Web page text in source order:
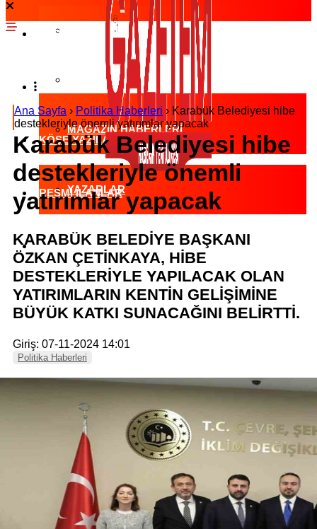
EKONOMI HABERLERI
POLITIKA HABERLERI
MAGAZIN HABERLERI
SPOR HABERLERI
RÖPORTAJLAR
KÖŞE YAZILARI
YAZARLAR
RESMI İLANLAR
KÜNYE
Ana Sayfa › Politika Haberleri › Karabük Belediyesi hibe
destekleriyle önemli yatırımlar yapacak
Karabük Belediyesi hibe
destekleriyle önemli
yatırımlar yapacak
KARABÜK BELEDİYE BAŞKANI
ÖZKAN ÇETİNKAYA, HİBE
DESTEKLERİYLE YAPILACAK OLAN
YATIRIMLARIN KENTİN GELİŞİMİNE
BÜYÜK KATKI SUNACAĞINI BELİRTTİ.
Giriş: 07-11-2024 14:01
Politika Haberleri